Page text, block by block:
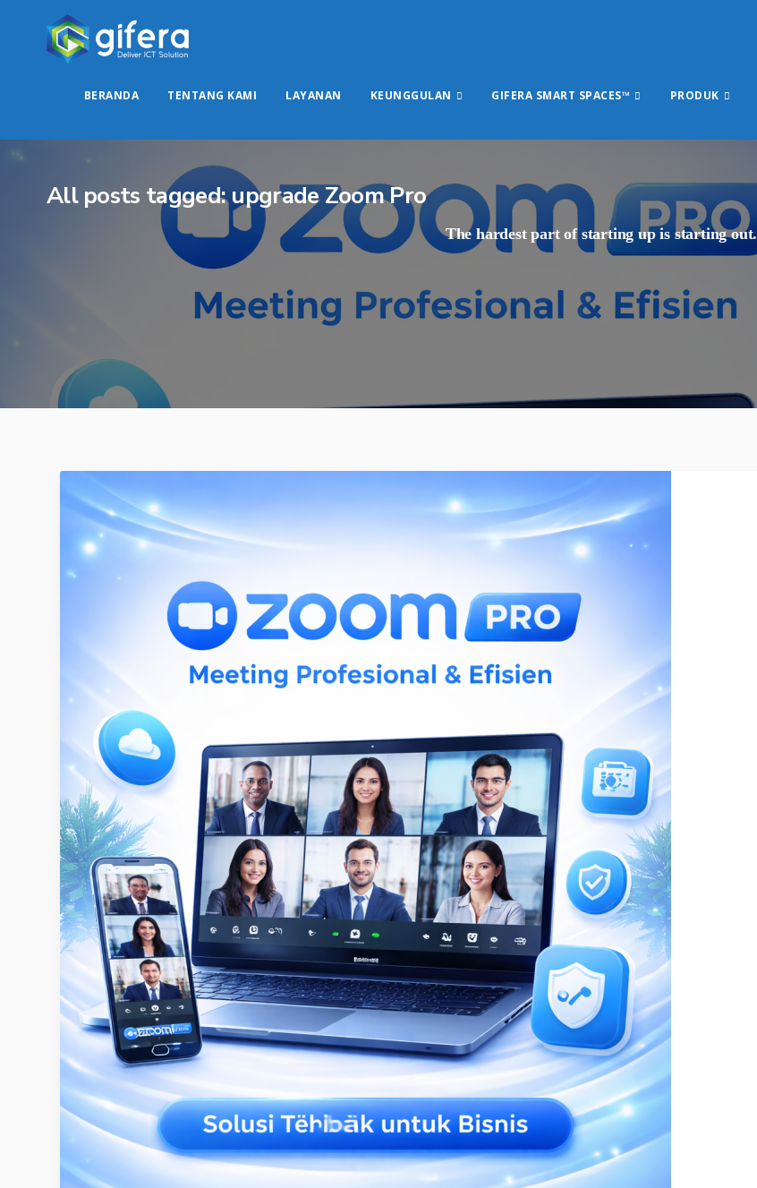
BERANDA TENTANG KAMI LAYANAN KEUNGGULAN GIFERA SMART SPACES™ PRODUK
All posts tagged: upgrade Zoom Pro
The hardest part of starting up is starting out.